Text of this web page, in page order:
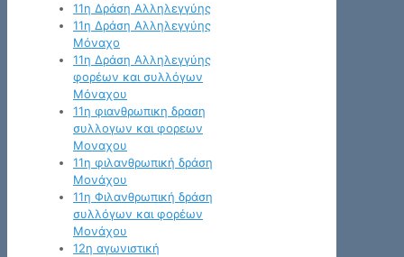
11η Δράση Αλληλεγγύης
11η Δράση Αλληλεγγύης
Μόναχο
11η Δράση Αλληλεγγύης
φορέων και συλλόγων
Μόναχου
11η φιανθρωπικη δραση
συλλογων και φορεων
Μοναχου
11η φιλανθρωπική δράση
Μονάχου
11η Φιλανθρωπική δράση
συλλόγων και φορέων
Μονάχου
12η αγωνιστική